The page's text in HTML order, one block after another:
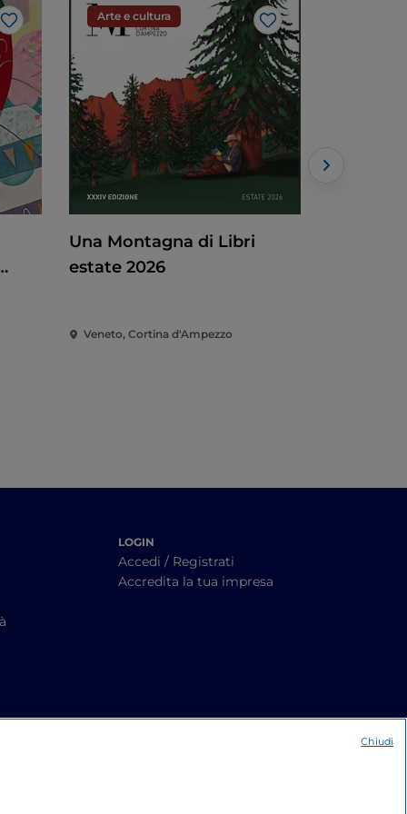
Like
Arte e cultura
Like
Una Montagna di Libri
estate 2026
Veneto, Cortina d'Ampezzo
LOGIN
Accedi / Registrati
Accredita la tua impresa
Chiudi